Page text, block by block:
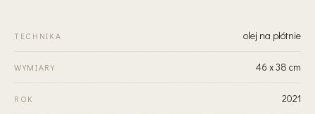
TECHNIKA olej na płótnie
WYMIARY 46 x 38 cm
ROK 2021